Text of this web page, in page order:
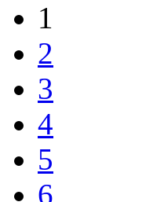
1
2
3
4
5
6